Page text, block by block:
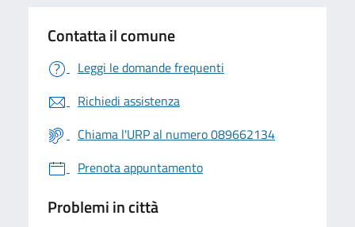
Contatta il comune
Leggi le domande frequenti
Richiedi assistenza
Chiama l'URP al numero 089662134
Prenota appuntamento
Problemi in città